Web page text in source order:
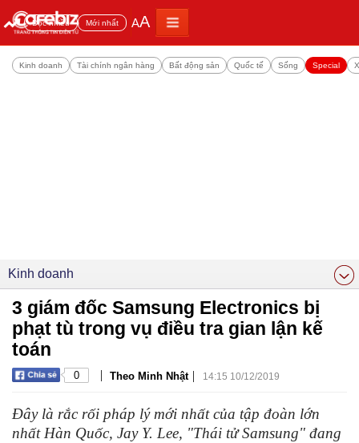
Đọc nhiều Mới nhất AA
Kinh doanh Tài chính ngân hàng Bất động sản Quốc tế Sống Special
Kinh doanh
3 giám đốc Samsung Electronics bị
phạt tù trong vụ điều tra gian lận kế
toán
0 | Theo Minh Nhật | 14:15 10/12/2019
Đây là rắc rối pháp lý mới nhất của tập đoàn lớn
nhất Hàn Quốc, Jay Y. Lee, "Thái tử Samsung" đang